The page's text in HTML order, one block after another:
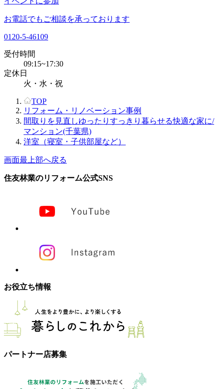
お電話でもご相談を承っております
0120-5-46109
受付時間
09:15~17:30
定休日
火・水・祝
TOP
リフォーム・リノベーション事例
間取りを見直しゆったりすっきり暮らせる快適な家に/
マンション(千葉県)
洋室（寝室・子供部屋など）
画面最上部へ戻る
住友林業のリフォーム公式SNS
お役立ち情報
パートナー店募集